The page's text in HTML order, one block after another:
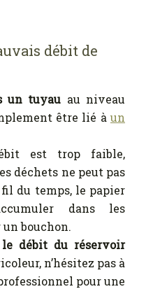
débit de
un tuyau au niveau
être lié à un
est trop faible,
déchets ne peut pas
du temps, le papier
dans les
bouchon.
débit du réservoir
n’hésitez pas à
pour une